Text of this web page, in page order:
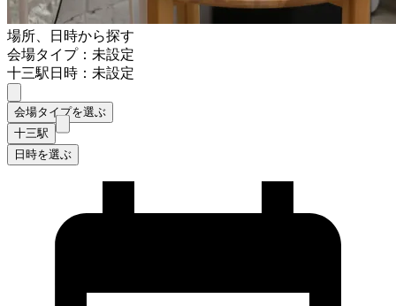
場所、日時から探す
会場タイプ：未設定
十三駅日時：未設定
会場タイプを選ぶ
十三駅
日時を選ぶ